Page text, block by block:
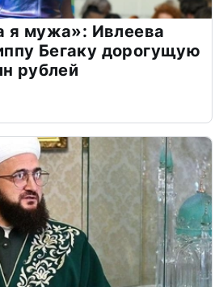
я мужа»: Ивлеева
Бегаку дорогущую
рублей